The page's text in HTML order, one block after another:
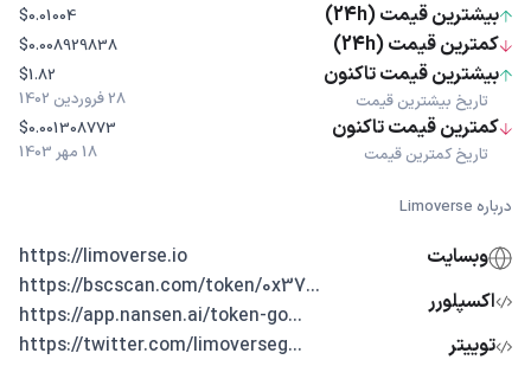
بیشترین قیمت (24h) $0.01004
کمترین قیمت (24h) $0.008929838
بیشترین قیمت تاکنون
تاریخ بیشترین قیمت
$1.82
28 فروردین 1402
کمترین قیمت تاکنون
تاریخ کمترین قیمت
$0.001308773
18 مهر 1403
درباره Limoverse
وبسایت
https://limoverse.io
اکسپلورر
...https://bscscan.com/token/0x37
...https://app.nansen.ai/token-go
توییتر
...https://twitter.com/limoverseg